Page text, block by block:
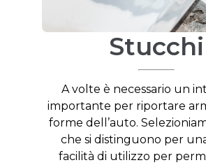
Stucchi
A volte è necessario un
importante per riportare
forme dell’auto.
che si distinguono per
facilità di utilizzo per